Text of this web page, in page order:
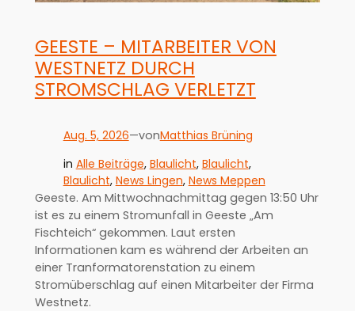
GEESTE – MITARBEITER VON
WESTNETZ DURCH
STROMSCHLAG VERLETZT
Aug. 5, 2026—vonMatthias Brüning
in Alle Beiträge, Blaulicht, Blaulicht,
Blaulicht, News Lingen, News Meppen
Geeste. Am Mittwochnachmittag gegen 13:50 Uhr
ist es zu einem Stromunfall in Geeste „Am
Fischteich“ gekommen. Laut ersten
Informationen kam es während der Arbeiten an
einer Tranformatorenstation zu einem
Stromüberschlag auf einen Mitarbeiter der Firma
Westnetz.